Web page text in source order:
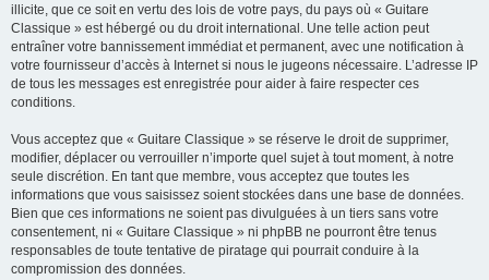
illicite, que ce soit en vertu des lois de votre pays, du pays où « Guitare
Classique » est hébergé ou du droit international. Une telle action peut
entraîner votre bannissement immédiat et permanent, avec une notification à
votre fournisseur d’accès à Internet si nous le jugeons nécessaire. L’adresse IP
de tous les messages est enregistrée pour aider à faire respecter ces
conditions.
Vous acceptez que « Guitare Classique » se réserve le droit de supprimer,
modifier, déplacer ou verrouiller n’importe quel sujet à tout moment, à notre
seule discrétion. En tant que membre, vous acceptez que toutes les
informations que vous saisissez soient stockées dans une base de données.
Bien que ces informations ne soient pas divulguées à un tiers sans votre
consentement, ni « Guitare Classique » ni phpBB ne pourront être tenus
responsables de toute tentative de piratage qui pourrait conduire à la
compromission des données.